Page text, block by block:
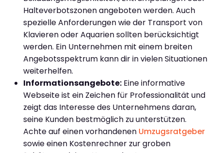
Halteverbotszonen angeboten werden. Auch
spezielle Anforderungen wie der Transport von
Klavieren oder Aquarien sollten berücksichtigt
werden. Ein Unternehmen mit einem breiten
Angebotsspektrum kann dir in vielen Situationen
weiterhelfen.
Informationsangebote: Eine informative
Webseite ist ein Zeichen für Professionalität und
zeigt das Interesse des Unternehmens daran,
seine Kunden bestmöglich zu unterstützen.
Achte auf einen vorhandenen Umzugsratgeber
sowie einen Kostenrechner zur groben